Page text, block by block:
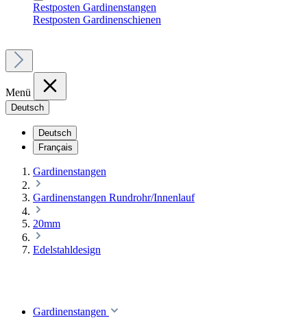
Restposten Gardinenstangen
Restposten Gardinenschienen
Menü
Deutsch
Deutsch
Français
Gardinenstangen
Gardinenstangen Rundrohr/Innenlauf
20mm
Edelstahldesign
Gardinenstangen